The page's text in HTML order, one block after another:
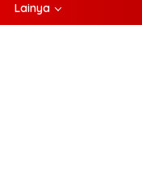
Lainya